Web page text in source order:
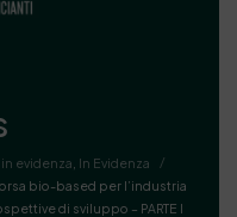
in evidenza In Evidenza
/
bio-based per l’industria
di sviluppo – PARTE I